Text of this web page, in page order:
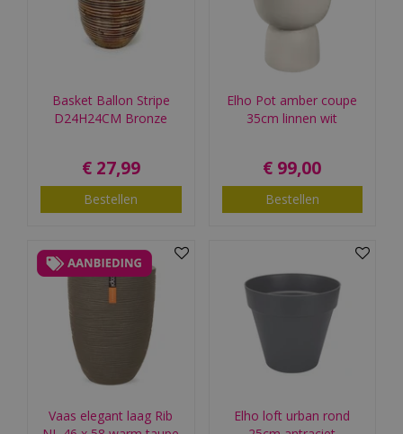
Basket Ballon Stripe
D24H24CM Bronze
€ 27,99
Bestellen
Elho Pot amber coupe
35cm linnen wit
€ 99,00
Bestellen
Vaas elegant laag Rib
Elho loft urban rond